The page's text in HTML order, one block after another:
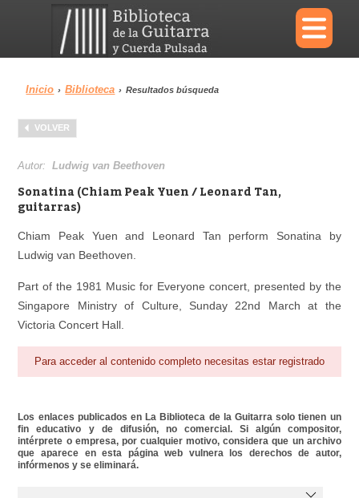
×
Menu
Biblioteca
Reproductor
Inicio › Biblioteca › Resultados búsqueda
VOLVER
Autor:Ludwig van Beethoven
Sonatina (Chiam Peak Yuen / Leonard Tan,
guitarras)
Chiam Peak Yuen and Leonard Tan perform Sonatina by
Ludwig van Beethoven.
Part of the 1981 Music for Everyone concert, presented by the
Singapore Ministry of Culture, Sunday 22nd March at the
Victoria Concert Hall.
Para acceder al contenido completo necesitas estar registrado
Los enlaces publicados en La Biblioteca de la Guitarra solo tienen un
fin educativo y de difusión, no comercial. Si algún compositor,
intérprete o empresa, por cualquier motivo, considera que un archivo
que aparece en esta página web vulnera los derechos de autor,
infórmenos y se eliminará.